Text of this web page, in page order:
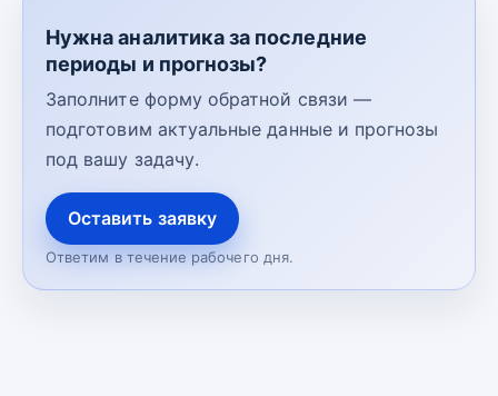
Нужна аналитика за последние
периоды и прогнозы?
Заполните форму обратной связи —
подготовим актуальные данные и прогнозы
под вашу задачу.
Оставить заявку
Ответим в течение рабочего дня.